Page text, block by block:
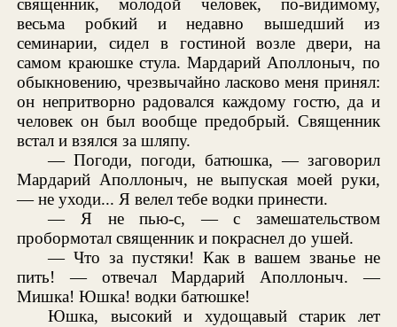
священник, молодой человек, по-видимому,
весьма робкий и недавно вышедший из
семинарии, сидел в гостиной возле двери, на
самом краюшке стула. Мардарий Аполлоныч, по
обыкновению, чрезвычайно ласково меня принял:
он непритворно радовался каждому гостю, да и
человек он был вообще предобрый. Священник
встал и взялся за шляпу.
— Погоди, погоди, батюшка, — заговорил
Мардарий Аполлоныч, не выпуская моей руки,
— не уходи... Я велел тебе водки принести.
— Я не пью-с, — с замешательством
пробормотал священник и покраснел до ушей.
— Что за пустяки! Как в вашем званье не
пить! — отвечал Мардарий Аполлоныч. —
Мишка! Юшка! водки батюшке!
Юшка, высокий и худощавый старик лет